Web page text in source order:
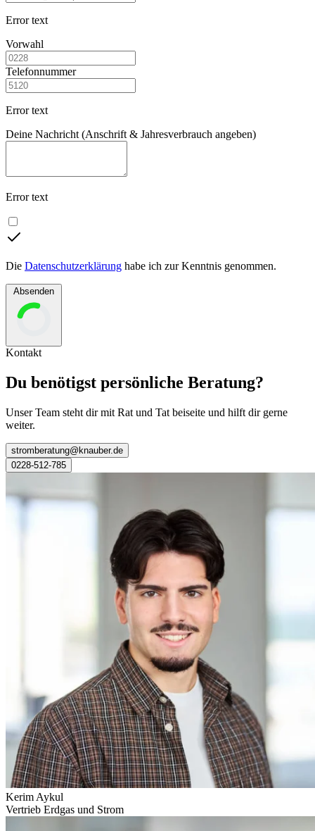
Error text
Vorwahl
Telefonnummer
Error text
Deine Nachricht (Anschrift & Jahresverbrauch angeben)
Error text
Die Datenschutzerklärung habe ich zur Kenntnis genommen.
Absenden
Kontakt
Du benötigst persönliche Beratung?
Unser Team steht dir mit Rat und Tat beiseite und hilft dir gerne
weiter.
stromberatung@knauber.de
0228-512-785
Kerim Aykul
Vertrieb Erdgas und Strom